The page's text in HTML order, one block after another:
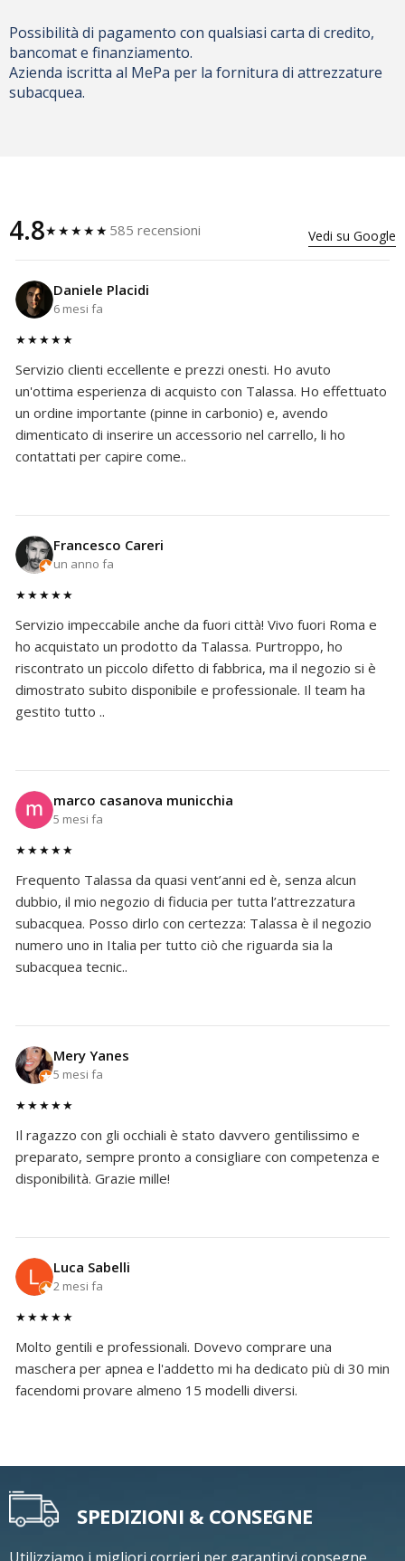
Possibilità di pagamento con qualsiasi carta di credito,
bancomat e finanziamento.
Azienda iscritta al MePa per la fornitura di attrezzature
subacquea.
4.8★★★★★ 585 recensioni Vedi su Google
Daniele Placidi
6 mesi fa
★★★★★
Servizio clienti eccellente e prezzi onesti. Ho avuto
un'ottima esperienza di acquisto con Talassa. Ho effettuato
un ordine importante (pinne in carbonio) e, avendo
dimenticato di inserire un accessorio nel carrello, li ho
contattati per capire come..
Francesco Careri
un anno fa
★★★★★
Servizio impeccabile anche da fuori città! Vivo fuori Roma e
ho acquistato un prodotto da Talassa. Purtroppo, ho
riscontrato un piccolo difetto di fabbrica, ma il negozio si è
dimostrato subito disponibile e professionale. Il team ha
gestito tutto ..
marco casanova municchia
5 mesi fa
★★★★★
Frequento Talassa da quasi vent’anni ed è, senza alcun
dubbio, il mio negozio di fiducia per tutta l’attrezzatura
subacquea. Posso dirlo con certezza: Talassa è il negozio
numero uno in Italia per tutto ciò che riguarda sia la
subacquea tecnic..
Mery Yanes
5 mesi fa
★★★★★
Il ragazzo con gli occhiali è stato davvero gentilissimo e
preparato, sempre pronto a consigliare con competenza e
disponibilità. Grazie mille!
Luca Sabelli
2 mesi fa
★★★★★
Molto gentili e professionali. Dovevo comprare una
maschera per apnea e l'addetto mi ha dedicato più di 30 min
facendomi provare almeno 15 modelli diversi.
SPEDIZIONI & CONSEGNE